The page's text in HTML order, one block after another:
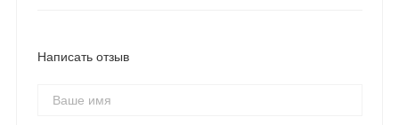
Написать отзыв